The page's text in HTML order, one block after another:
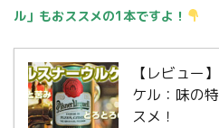
ル」もおススメの1本ですよ！
【レビュー
ケル：味の
スメ！